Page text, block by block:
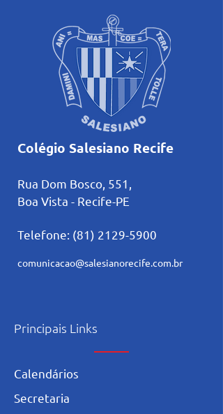
Colégio Salesiano Recife
Rua Dom Bosco, 551,
Boa Vista - Recife-PE
Telefone: (81) 2129-5900
comunicacao@salesianorecife.com.br
Principais Links
Calendários
Secretaria